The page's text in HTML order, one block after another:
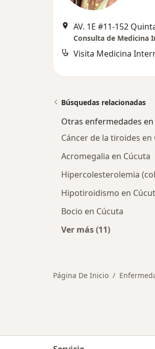
Consulta de Medicina
Visita Medicina
Búsquedas relacionadas
Otras enfermedades en
Cáncer de la tiroides en
Acromegalia en Cúcuta
Hipercolesterolemia
Hipotiroidismo en
Bocio en Cúcuta
Ver más (11)
Página De Inicio